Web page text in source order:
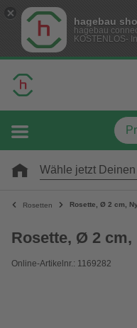
hagebau
hagebau
KOSTENLOS-
Wähle jetzt
Rosetten Rosette, Ø 2 cm,
Rosette, Ø 2
Online-Artikelnr.: 1169282